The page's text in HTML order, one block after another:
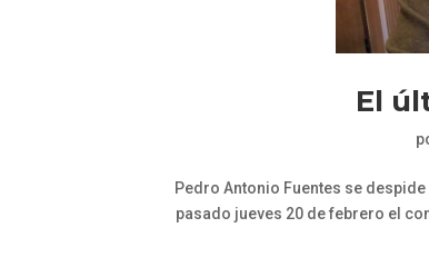
El
Pedro Antonio Fuentes se
pasado jueves 20 de febrero el